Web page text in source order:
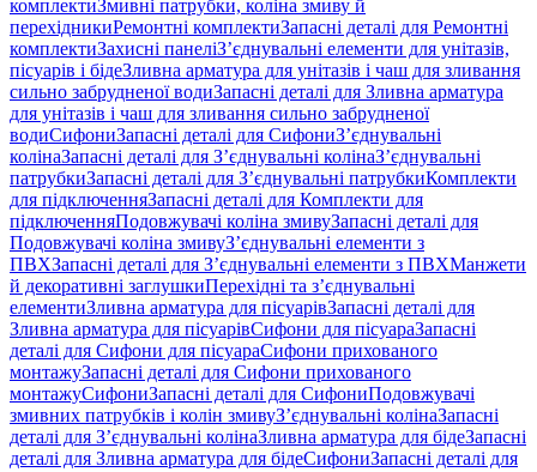
комплектиЗмивні патрубки, коліна змиву й
перехідникиРемонтні комплектиЗапасні деталі для Ремонтні
комплектиЗахисні панеліЗ’єднувальні елементи для унітазів,
пісуарів і бідеЗливна арматура для унітазів і чаш для зливання
сильно забрудненої водиЗапасні деталі для Зливна арматура
для унітазів і чаш для зливання сильно забрудненої
водиСифониЗапасні деталі для СифониЗ’єднувальні
колінаЗапасні деталі для З’єднувальні колінаЗ’єднувальні
патрубкиЗапасні деталі для З’єднувальні патрубкиКомплекти
для підключенняЗапасні деталі для Комплекти для
підключенняПодовжувачі коліна змивуЗапасні деталі для
Подовжувачі коліна змивуЗ’єднувальні елементи з
ПВХЗапасні деталі для З’єднувальні елементи з ПВХМанжети
й декоративні заглушкиПерехідні та з’єднувальні
елементиЗливна арматура для пісуарівЗапасні деталі для
Зливна арматура для пісуарівСифони для пісуараЗапасні
деталі для Сифони для пісуараСифони прихованого
монтажуЗапасні деталі для Сифони прихованого
монтажуСифониЗапасні деталі для СифониПодовжувачі
змивних патрубків і колін змивуЗ’єднувальні колінаЗапасні
деталі для З’єднувальні колінаЗливна арматура для бідеЗапасні
деталі для Зливна арматура для бідеСифониЗапасні деталі для